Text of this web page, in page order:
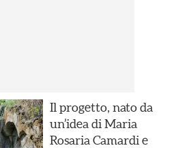
Il progetto, nato da
un’idea di Maria
Rosaria Camardi e